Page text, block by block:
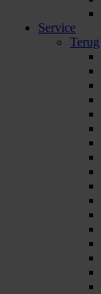
Service
Terug